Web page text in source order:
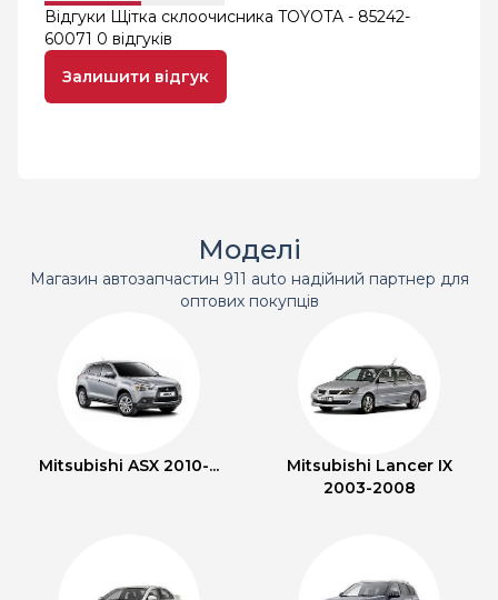
Відгуки Щітка склоочисника TOYOTA - 85242-
60071 0 відгуків
Залишити відгук
Моделі
Магазин автозапчастин 911 auto надійний партнер для
оптових покупців
Mitsubishi ASX 2010-...
Mitsubishi Lancer IX
2003-2008